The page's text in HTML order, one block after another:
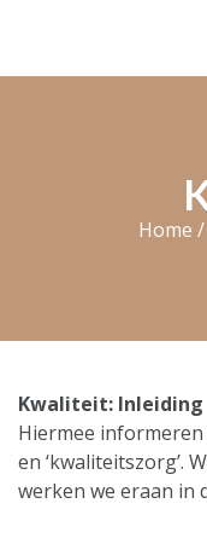
Home /
Kwaliteit: Inleiding
Hiermee informeren
en ‘kwaliteitszorg’.
werken we eraan in